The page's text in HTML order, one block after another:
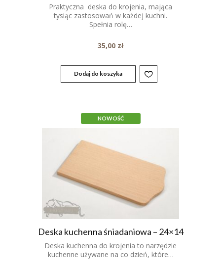
Praktyczna deska do krojenia, mająca
tysiąc zastosowań w każdej kuchni.
Spełnia rolę…
35,00 zł
Dodaj do koszyka
NOWOŚĆ
Deska kuchenna śniadaniowa – 24×14
Deska kuchenna do krojenia to narzędzie
kuchenne używane na co dzień, które…